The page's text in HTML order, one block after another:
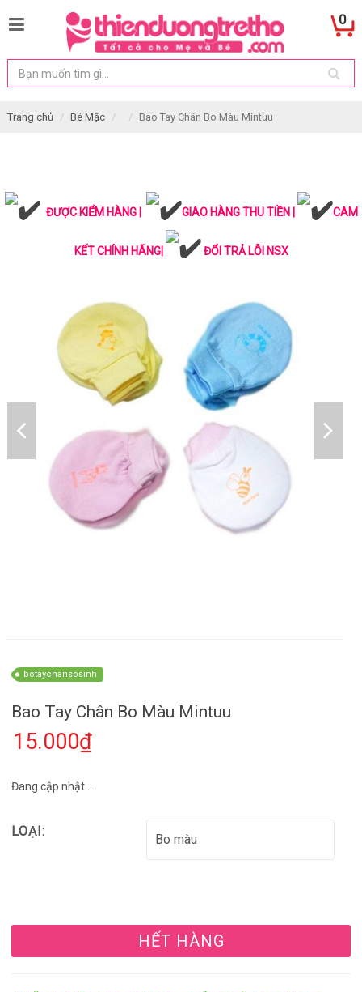
0
Trang chủ Bé Mặc Bao Tay Chân Bo Màu Mintuu
ĐƯỢC KIỂM HÀNG | GIAO HÀNG THU TIỀN | CAM
KẾT CHÍNH HÃNG| ĐỔI TRẢ LỖI NSX
botaychansosinh
Bao Tay Chân Bo Màu Mintuu
15.000₫
Đang cập nhật...
LOẠI:
HẾT HÀNG